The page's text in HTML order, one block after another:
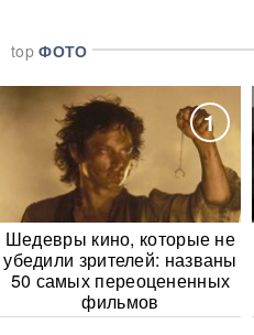
topФОТО
1
Шедевры кино, которые не
убедили зрителей: названы
50 самых переоцененных
фильмов